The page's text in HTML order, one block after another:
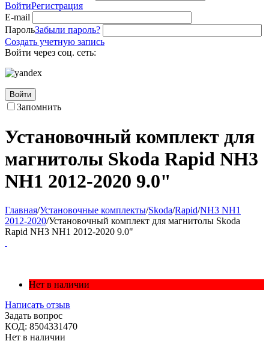
ВойтиРегистрация
E-mail
ПарольЗабыли пароль?
Создать учетную запись
Войти через соц. сеть:
Войти
Запомнить
Установочный комплект для
магнитолы Skoda Rapid NH3
NH1 2012-2020 9.0"
Главная/Установочные комплекты/Skoda/Rapid/NH3 NH1
2012-2020/Установочный комплект для магнитолы Skoda
Rapid NH3 NH1 2012-2020 9.0"
Нет в наличии
Написать отзыв
Задать вопрос
КОД: 8504331470
Нет в наличии